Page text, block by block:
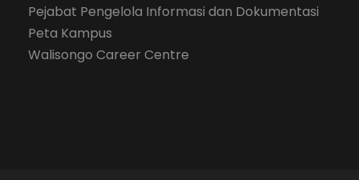
Pejabat Pengelola Informasi dan Dokumentasi
Peta Kampus
Walisongo Career Centre